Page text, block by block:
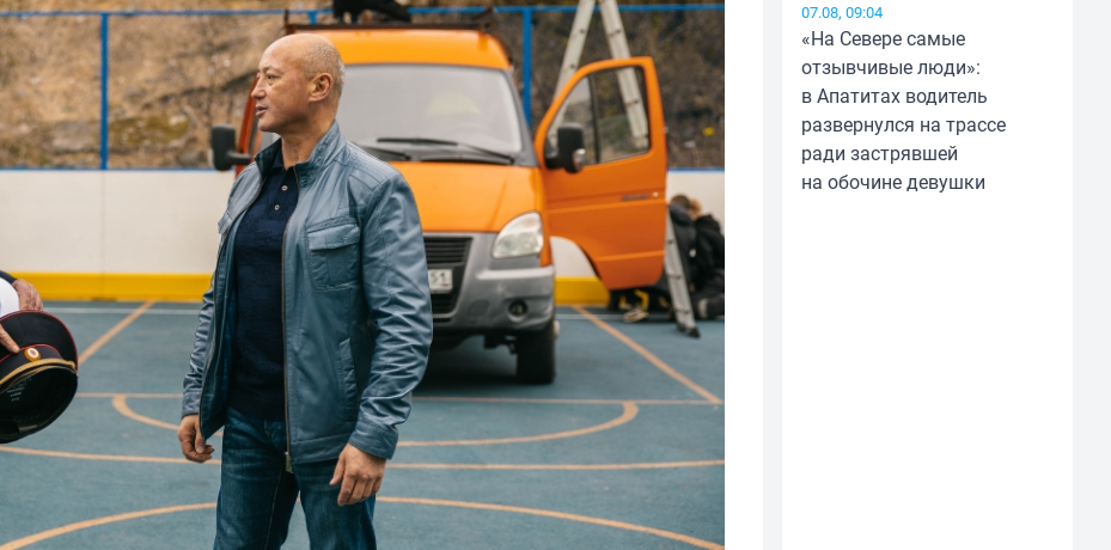
07.08, 09:04
«На Севере самые
отзывчивые люди»:
в Апатитах водитель
развернулся на трассе
ради застрявшей
на обочине девушки